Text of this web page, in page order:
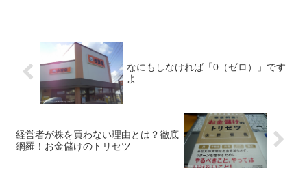
なにもしなければ「0（ゼロ）」です
よ
経営者が株を買わない理由とは？徹底
網羅！お金儲けのトリセツ